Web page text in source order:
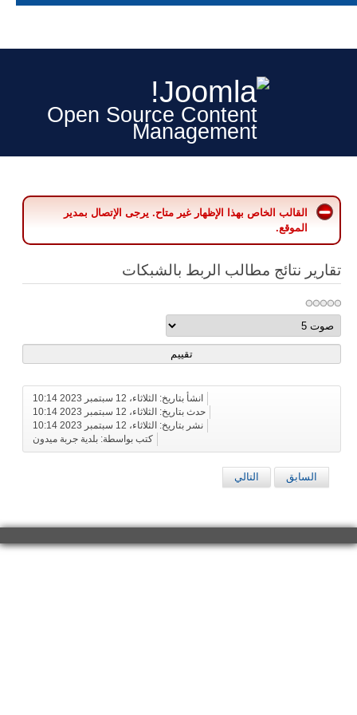
Open Source Content
Management
القالب الخاص بهذا الإظهار غير متاح. يرجى الإتصال بمدير
الموقع.
تقارير نتائج مطالب الربط بالشبكات
انشأ بتاريخ: الثلاثاء، 12 سبتمبر 2023 10:14
حدث بتاريخ: الثلاثاء، 12 سبتمبر 2023 10:14
نشر بتاريخ: الثلاثاء، 12 سبتمبر 2023 10:14
كتب بواسطة: بلدية جربة ميدون
السابق التالي